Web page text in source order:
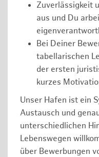
Zuverlässigkeit
aus und Du
Bei Deiner
tabellarischen
der ersten
kurzes
Unser Hafen ist ein
Austausch und
unterschiedlichen
Lebenswegen
über Bewerbungen